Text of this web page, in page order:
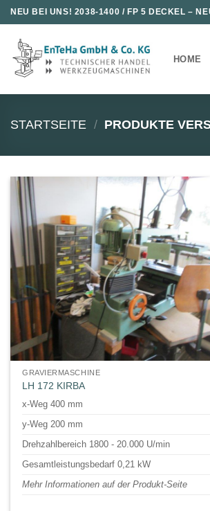
Zum
Inhalt
springen
NEU BEI UNS! 2038-1400 / FP 5 DECKEL –
HOME
STARTSEITE / PRODUKTE
GRAVIERMASCHINE
LH 172 KIRBA
x-Weg 400 mm
y-Weg 200 mm
Drehzahlbereich 1800 - 20.000 U/min
Gesamtleistungsbedarf 0,21 kW
Mehr Informationen auf der Produkt-Seite